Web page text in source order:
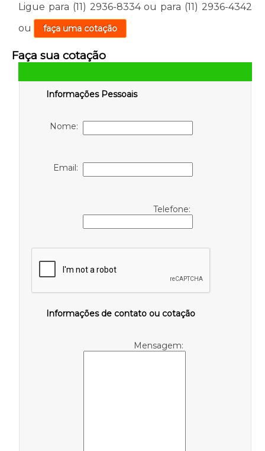
Ligue para (11) 2936-8334ou para (11) 2936-4342
ou
faça uma cotação
Faça sua cotação
Informações Pessoais
Nome:
Email:
Telefone:
Informações de contato ou cotação
Mensagem: